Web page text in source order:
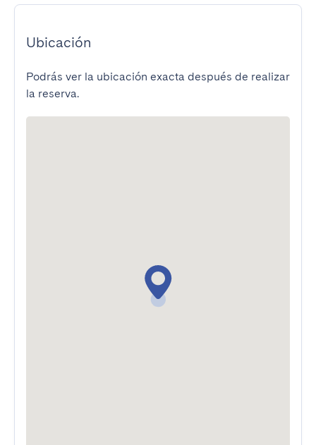
Ubicación
Podrás ver la ubicación exacta después de realizar
la reserva.